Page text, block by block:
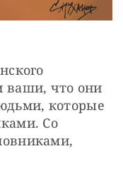
ваши, что они
которые
Со